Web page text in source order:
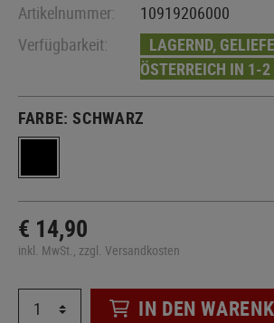
Artikelnummer:
10919206000
Verfügbarkeit:
LAGERND,
ÖSTERREICH IN 1-2
FARBE:SCHWARZ
€ 14,90
inkl. MwSt., zzgl. Versandkosten
IN DEN